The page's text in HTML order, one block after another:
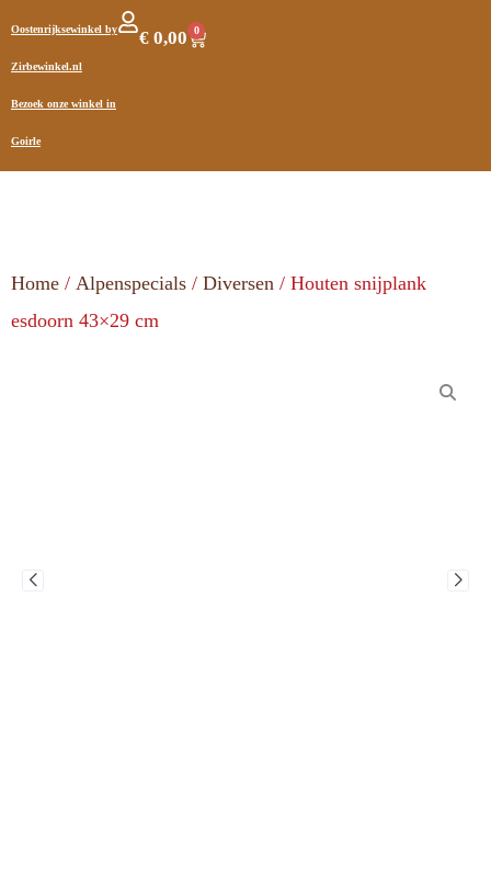
Oostenrijksewinkel by
Zirbewinkel.nl
Bezoek onze winkel in
Goirle
€ 0,00 0
Home / Alpenspecials / Diversen / Houten snijplank
esdoorn 43×29 cm